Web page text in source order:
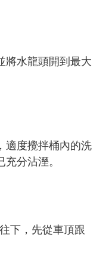
將水龍頭開到最大
適度攪拌桶內的洗
分沾溼。
下，先從車頂跟